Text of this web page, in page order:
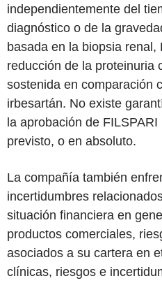
independientemente del
diagnóstico o de la
basada en la biopsia
reducción de la proteinuria
sostenida en comparación
irbesartán. No existe
la aprobación de
previsto, o en absoluto.
La compañía también
incertidumbres
situación financiera en
productos comerciales,
asociados a su cartera en
clínicas, riesgos e